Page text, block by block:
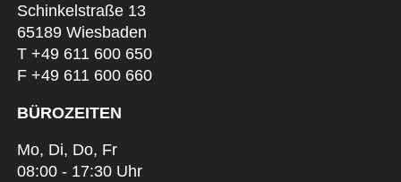
Schinkelstraße 13
65189 Wiesbaden
T +49 611 600 650
F +49 611 600 660
BÜROZEITEN
Mo, Di, Do, Fr
08:00 - 17:30 Uhr